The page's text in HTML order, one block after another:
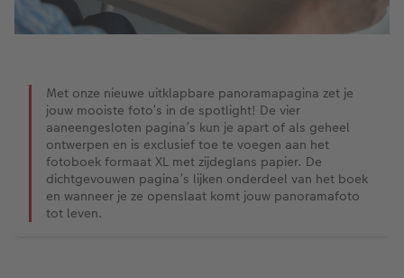
Ontwerpopties
Opslag in CEWE myPhotos
Alle extra's
Tipa Awards
Met onze nieuwe uitklapbare panoramapagina zet je
jouw mooiste foto’s in de spotlight! De vier
aaneengesloten pagina’s kun je apart of als geheel
ontwerpen en is exclusief toe te voegen aan het
fotoboek formaat XL met zijdeglans papier. De
dichtgevouwen pagina’s lijken onderdeel van het boek
en wanneer je ze openslaat komt jouw panoramafoto
tot leven.